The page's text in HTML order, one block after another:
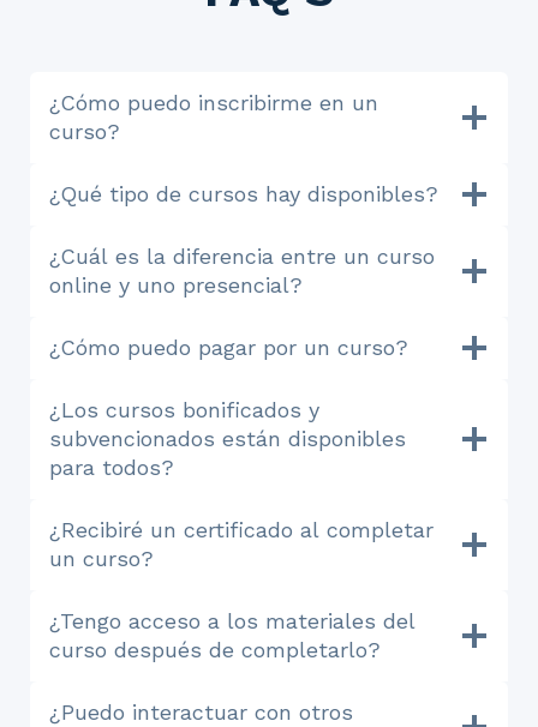
¿Cómo puedo inscribirme en un
curso?
¿Qué tipo de cursos hay disponibles?
¿Cuál es la diferencia entre un curso
online y uno presencial?
¿Cómo puedo pagar por un curso?
¿Los cursos bonificados y
subvencionados están disponibles
para todos?
¿Recibiré un certificado al completar
un curso?
¿Tengo acceso a los materiales del
curso después de completarlo?
¿Puedo interactuar con otros